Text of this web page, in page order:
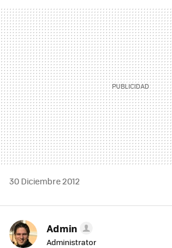
MAIL
30 Diciembre 2012
Admin
Administrator